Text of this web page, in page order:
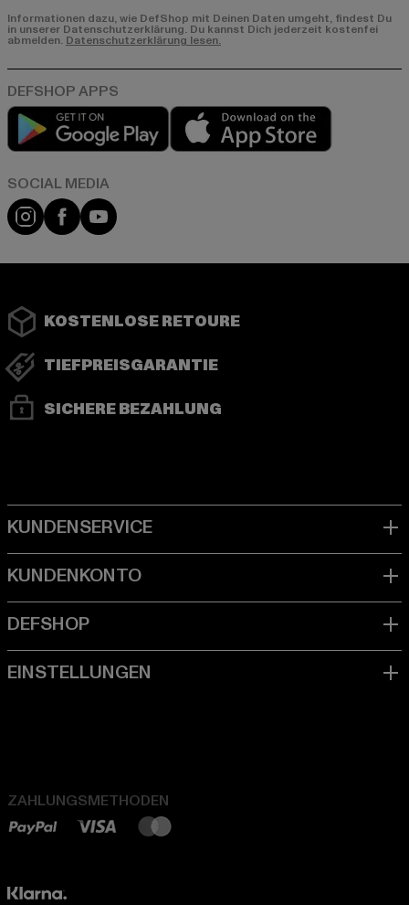
Informationen dazu, wie DefShop mit Deinen Daten umgeht, findest Du
in unserer Datenschutzerklärung. Du kannst Dich jederzeit kostenfei
abmelden. Datenschutzerklärung lesen.
Play market
Instagram
FacebookYouTube
KOSTENLOSE RETOURE
TIEFPREISGARANTIE
SICHERE BEZAHLUNG
ZAHLUNGSMETHODEN